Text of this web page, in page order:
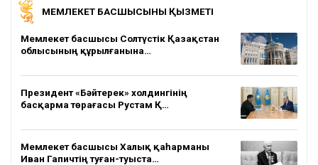
МЕМЛЕКЕТ БАСШЫСЫНЫҢ ҚЫЗМЕТІ
Мемлекет басшысы Солтүстік Қазақстан
облысының құрылғанына…
Президент «Бәйтерек» холдингінің
басқарма төрағасы Рустам Қ…
Мемлекет басшысы Халық қаһарманы
Иван Гапичтің туған-туыста…